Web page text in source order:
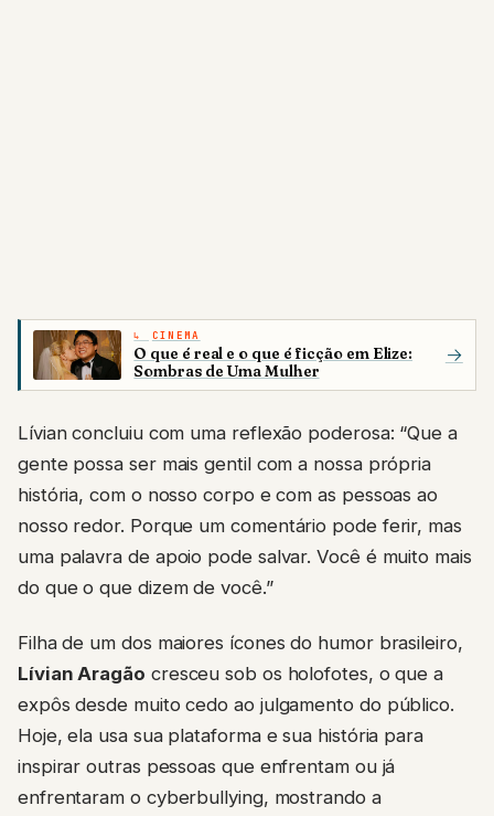
CINEMA
O que é real e o que é ficção em Elize:
Sombras de Uma Mulher
→
Lívian concluiu com uma reflexão poderosa: “Que a
gente possa ser mais gentil com a nossa própria
história, com o nosso corpo e com as pessoas ao
nosso redor. Porque um comentário pode ferir, mas
uma palavra de apoio pode salvar. Você é muito mais
do que o que dizem de você.”
Filha de um dos maiores ícones do humor brasileiro,
Lívian Aragão cresceu sob os holofotes, o que a
expôs desde muito cedo ao julgamento do público.
Hoje, ela usa sua plataforma e sua história para
inspirar outras pessoas que enfrentam ou já
enfrentaram o cyberbullying, mostrando a